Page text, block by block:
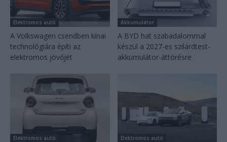
Elektromos autó
A Volkswagen csendben kínai
technológiára építi az
elektromos jövőjét
Akkumulátor
A BYD hat szabadalommal
készül a 2027-es szilárdtest-
akkumulátor-áttörésre
Elektromos autó Elektromos autó